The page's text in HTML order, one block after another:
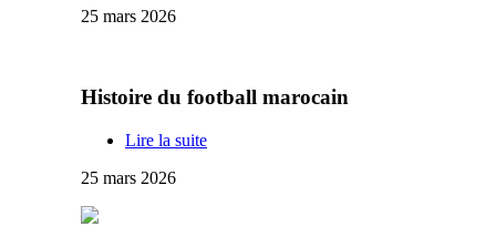
25 mars 2026
Histoire du football marocain
Lire la suite
25 mars 2026